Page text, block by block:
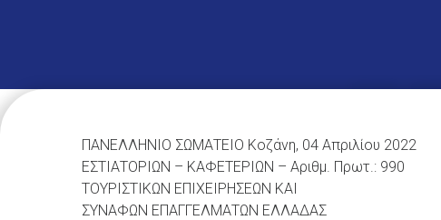
ΠΑΝΕΛΛΗΝΙΟ ΣΩΜΑΤΕΙΟ Κοζάνη, 04 Απριλίου 2022
ΕΣΤΙΑΤΟΡΙΩΝ – ΚΑΦΕΤΕΡΙΩΝ – Αριθμ. Πρωτ.: 990
ΤΟΥΡΙΣΤΙΚΩΝ ΕΠΙΧΕΙΡΗΣΕΩΝ ΚΑΙ
ΣΥΝΑΦΩΝ ΕΠΑΓΓΕΛΜΑΤΩΝ ΕΛΛΑΔΑΣ